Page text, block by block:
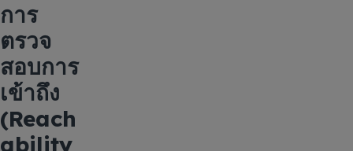
การ
ตรวจ
สอบการ
เข้าถึง
(Reach
ability